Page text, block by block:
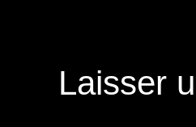
de
Laisser